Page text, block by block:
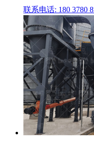
联系电话: 180 3780